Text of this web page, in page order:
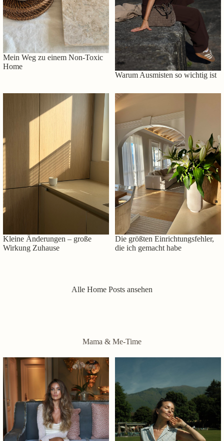
Mein Weg zu einem Non-Toxic
Home
Warum Ausmisten so wichtig ist
Kleine Änderungen – große
Wirkung Zuhause
Die größten Einrichtungsfehler,
die ich gemacht habe
Alle Home Posts ansehen
Mama & Me-Time